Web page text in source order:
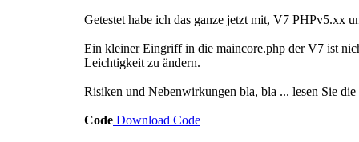
Getestet habe ich das ganze jetzt mit, V7 PHPv5.xx
Ein kleiner Eingriff in die maincore.php der V7 ist
Leichtigkeit zu ändern.
Risiken und Nebenwirkungen bla, bla ... lesen Sie
Code Download Code